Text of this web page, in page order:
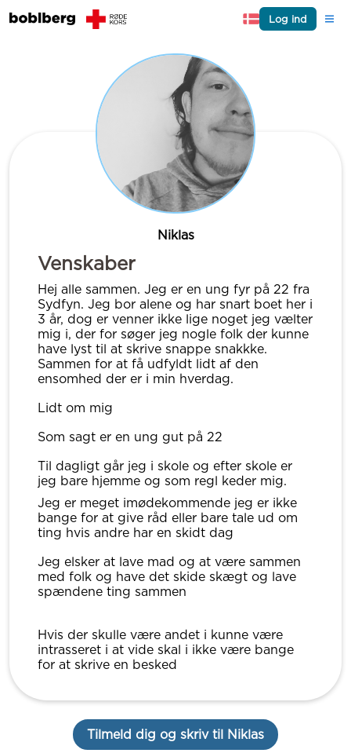
Log ind
Niklas
Venskaber
Hej alle sammen. Jeg er en ung fyr på 22 fra
Sydfyn. Jeg bor alene og har snart boet her i
3 år, dog er venner ikke lige noget jeg vælter
mig i, der for søger jeg nogle folk der kunne
have lyst til at skrive snappe snakkke.
Sammen for at få udfyldt lidt af den
ensomhed der er i min hverdag.
Lidt om mig
Som sagt er en ung gut på 22
Til dagligt går jeg i skole og efter skole er
jeg bare hjemme og som regl keder mig.
Jeg er meget imødekommende jeg er ikke
bange for at give råd eller bare tale ud om
ting hvis andre har en skidt dag
Jeg elsker at lave mad og at være sammen
med folk og have det skide skægt og lave
spændene ting sammen
Hvis der skulle være andet i kunne være
intrasseret i at vide skal i ikke være bange
for at skrive en besked
Tilmeld dig og skriv til Niklas